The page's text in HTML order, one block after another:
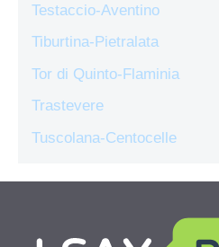
Testaccio-Aventino
Tiburtina-Pietralata
Tor di Quinto-Flaminia
Trastevere
Tuscolana-Centocelle